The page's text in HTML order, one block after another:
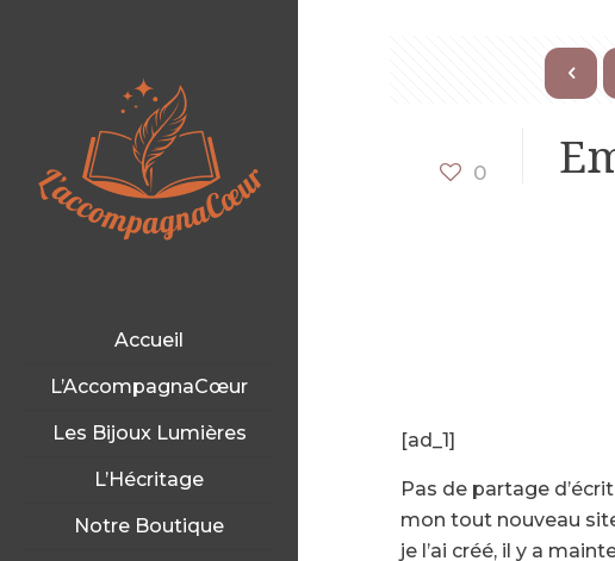
Accueil
L’AccompagnaCœur
Les Bijoux Lumières
L’Hécritage
Notre Boutique
0
[ad_1]
Pas de partage
mon tout nouveau
je l’ai créé, il y a